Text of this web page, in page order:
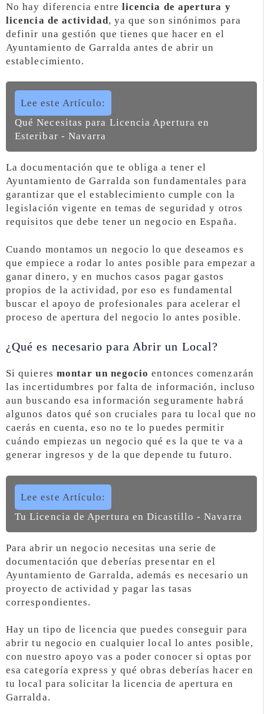
No hay diferencia entre licencia de apertura y
licencia de actividad, ya que son sinónimos para
definir una gestión que tienes que hacer en el
Ayuntamiento de Garralda antes de abrir un
establecimiento.
Lee este Artículo:
Qué Necesitas para Licencia Apertura en
Esteribar - Navarra
La documentación que te obliga a tener el
Ayuntamiento de Garralda son fundamentales para
garantizar que el establecimiento cumple con la
legislación vigente en temas de seguridad y otros
requisitos que debe tener un negocio en España.
Cuando montamos un negocio lo que deseamos es
que empiece a rodar lo antes posible para empezar a
ganar dinero, y en muchos casos pagar gastos
propios de la actividad, por eso es fundamental
buscar el apoyo de profesionales para acelerar el
proceso de apertura del negocio lo antes posible.
¿Qué es necesario para Abrir un Local?
Si quieres montar un negocio entonces comenzarán
las incertidumbres por falta de información, incluso
aun buscando esa información seguramente habrá
algunos datos qué son cruciales para tu local que no
caerás en cuenta, eso no te lo puedes permitir
cuándo empiezas un negocio qué es la que te va a
generar ingresos y de la que depende tu futuro.
Lee este Artículo:
Tu Licencia de Apertura en Dicastillo - Navarra
Para abrir un negocio necesitas una serie de
documentación que deberías presentar en el
Ayuntamiento de Garralda, además es necesario un
proyecto de actividad y pagar las tasas
correspondientes.
Hay un tipo de licencia que puedes conseguir para
abrir tu negocio en cualquier local lo antes posible,
con nuestro apoyo vas a poder conocer si optas por
esa categoría express y qué obras deberías hacer en
tu local para solicitar la licencia de apertura en
Garralda.